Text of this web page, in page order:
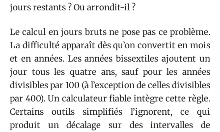
jours restants ? Ou arrondit-il ?
Le calcul en jours bruts ne pose pas ce problème.
La difficulté apparaît dès qu’on convertit en mois
et en années. Les années bissextiles ajoutent un
jour tous les quatre ans, sauf pour les années
divisibles par 100 (à l’exception de celles divisibles
par 400). Un calculateur fiable intègre cette règle.
Certains outils simplifiés l’ignorent, ce qui
produit un décalage sur des intervalles de